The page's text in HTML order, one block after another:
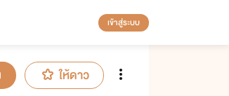
เข้าสู่ระบบ
ให้ดาว